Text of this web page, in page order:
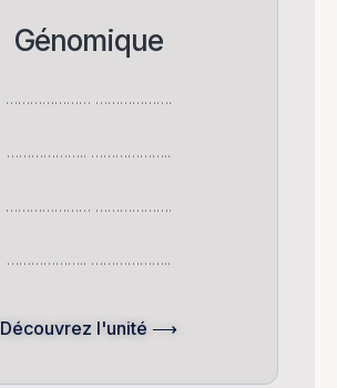
Génomique
………………… ……………….
……………….. ………………..
………………… ……………….
……………….. ………………..
Découvrez l'unité ⟶